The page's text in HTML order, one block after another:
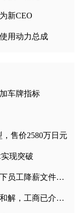
新CEO
用动力总成
车牌指标
售价2580万日元
现突破
首个宣布降薪的大型车企，上汽集团旗下员工降薪文件曝光
奔驰漏油事件最新进展：双方私下达成和解，工商已介入调查